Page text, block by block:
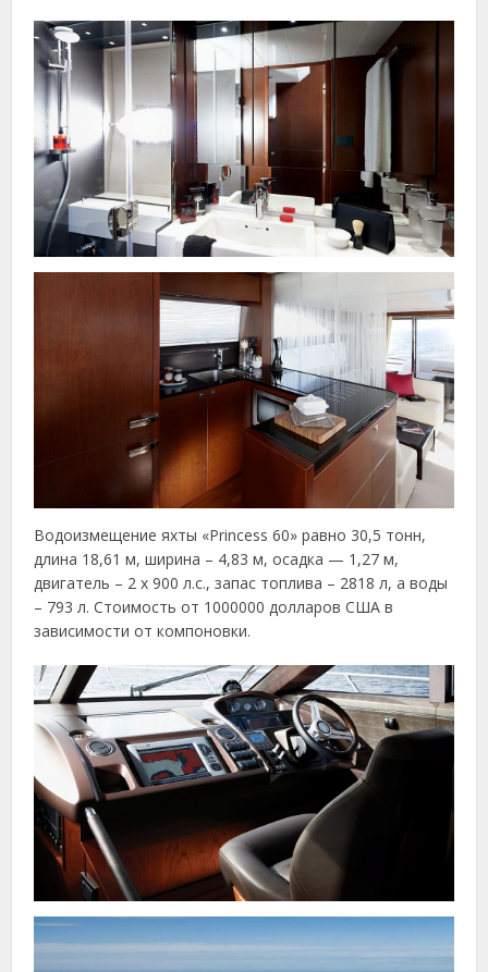
Водоизмещение яхты «Princess 60» равно 30,5 тонн,
длина 18,61 м, ширина – 4,83 м, осадка — 1,27 м,
двигатель – 2 х 900 л.с., запас топлива – 2818 л, а воды
– 793 л. Стоимость от 1000000 долларов США в
зависимости от компоновки.